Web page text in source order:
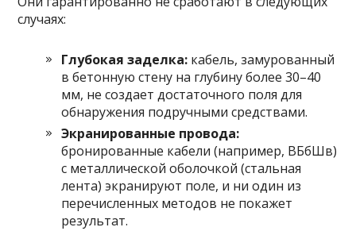
случаях:
Глубокая заделка: кабель, замурованный
в бетонную стену на глубину более 30–40
мм, не создает достаточного поля для
обнаружения подручными средствами.
Экранированные провода:
бронированные кабели (например, ВБбШв)
с металлической оболочкой (стальная
лента) экранируют поле, и ни один из
перечисленных методов не покажет
результат.